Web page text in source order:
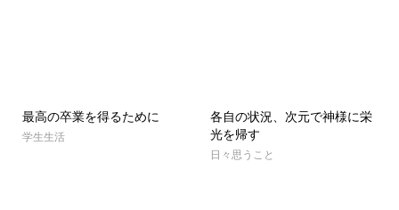
最高の卒業を得るために
学生生活
各自の状況、次元で神様に栄
光を帰す
日々思うこと